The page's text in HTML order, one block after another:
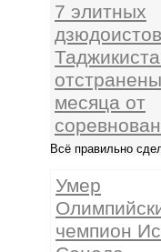
7 элитных
дзюдоистов
месяца от
Всё правильно
Умер
чемпион